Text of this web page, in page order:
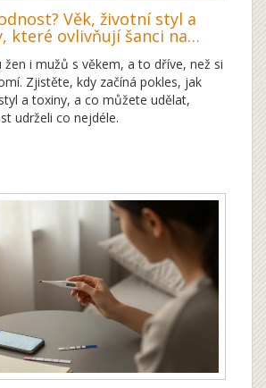
Věk, životní styl a
které ovlivňují šanci na
žen i mužů s věkem, a to dříve, než si
Zjistěte, kdy začíná pokles, jak
a toxiny, a co můžete udělat,
udrželi co nejdéle.